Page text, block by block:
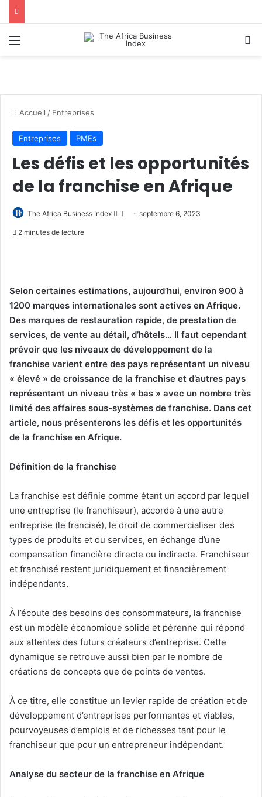
Menu
Accueil / Entreprises
Entreprises PMEs
Les défis et les opportunités
de la franchise en Afrique
The Africa Business Index
Follow
Envoyerseptembre 6, 2023
2 minutes de lecture
Selon certaines estimations, aujourd’hui, environ 900 à
1200 marques internationales sont actives en Afrique.
Des marques de restauration rapide, de prestation de
services, de vente au détail, d’hôtels… Il faut cependant
prévoir que les niveaux de développement de la
franchise varient entre des pays représentant un niveau
« élevé » de croissance de la franchise et d’autres pays
représentant un niveau très « bas » avec un nombre très
limité des affaires sous-systèmes de franchise. Dans cet
article, nous présenterons les défis et les opportunités
de la franchise en Afrique.
Définition de la franchise
La franchise est définie comme étant un accord par lequel
une entreprise (le franchiseur), accorde à une autre
entreprise (le francisé), le droit de commercialiser des
types de produits et ou services, en échange d’une
compensation financière directe ou indirecte. Franchiseur
et franchisé restent juridiquement et financièrement
indépendants.
À l’écoute des besoins des consommateurs, la franchise
est un modèle économique solide et pérenne qui répond
aux attentes des futurs créateurs d’entreprise. Cette
dynamique se retrouve aussi bien par le nombre de
créations de concepts que de points de ventes.
À ce titre, elle constitue un levier rapide de création et de
développement d’entreprises performantes et viables,
pourvoyeuses d’emplois et de richesses tant pour le
franchiseur que pour un entrepreneur indépendant.
Analyse du secteur de la franchise en Afrique